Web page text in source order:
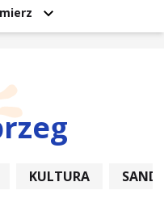
KULTURA